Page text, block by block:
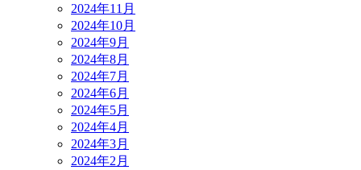
2024年11月
2024年10月
2024年9月
2024年8月
2024年7月
2024年6月
2024年5月
2024年4月
2024年3月
2024年2月